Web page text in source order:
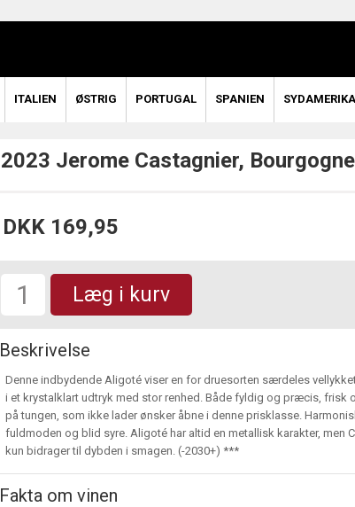
ITALIEN ØSTRIG PORTUGAL SPANIEN SYDAMERIKA
2023 Jerome Castagnier,
DKK 169,95
Læg i kurv
Beskrivelse
Denne indbydende Aligoté viser en for druesorten særdeles
i et krystalklart udtryk med stor renhed. Både fyldig og præcis,
på tungen, som ikke lader ønsker åbne i denne prisklasse.
fuldmoden og blid syre. Aligoté har altid en metallisk karakter,
kun bidrager til dybden i smagen. (-2030+) ***
Fakta om vinen